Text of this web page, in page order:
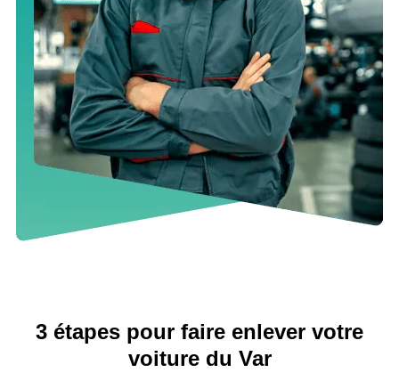
3 étapes pour faire enlever votre
voiture du Var